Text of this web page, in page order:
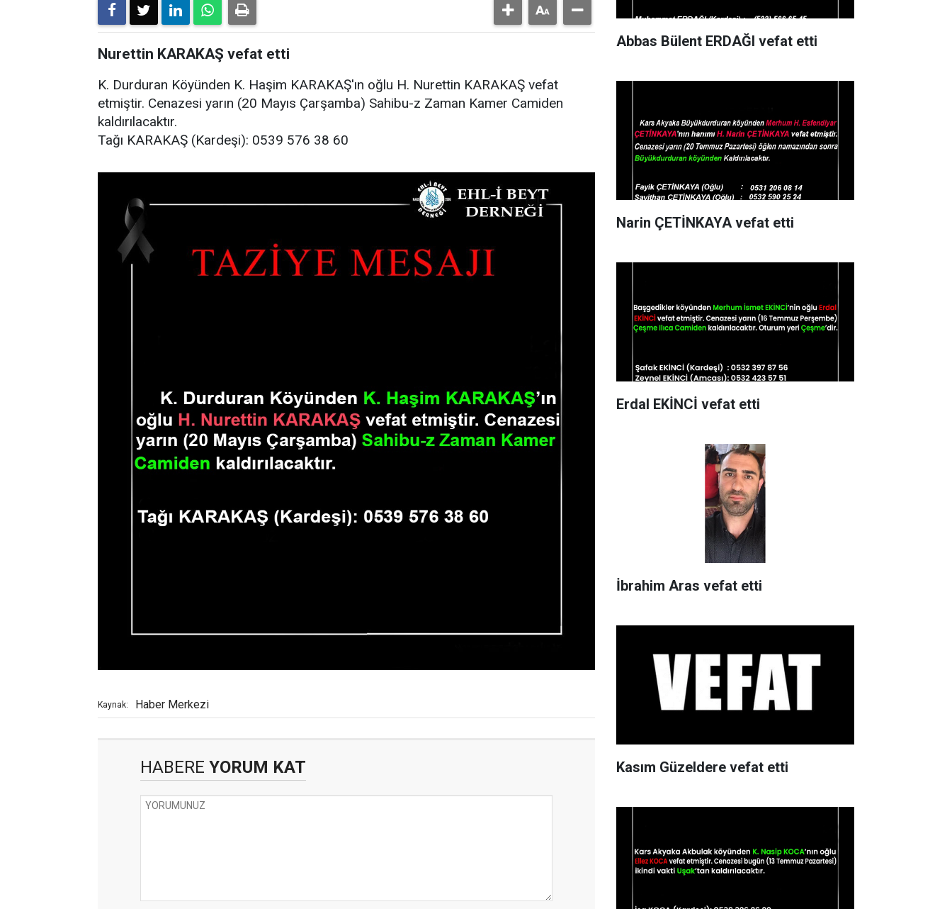
Nurettin KARAKAŞ vefat etti
K. Durduran Köyünden K. Haşim KARAKAŞ'ın oğlu H. Nurettin KARAKAŞ vefat
etmiştir. Cenazesi yarın (20 Mayıs Çarşamba) Sahibu-z Zaman Kamer Camiden
kaldırılacaktır.
Tağı KARAKAŞ (Kardeşi): 0539 576 38 60
Kaynak: Haber Merkezi
HABERE YORUM KAT
Abbas Bülent ERDAĞI vefat etti
Narin ÇETİNKAYA vefat etti
Erdal EKİNCİ vefat etti
İbrahim Aras vefat etti
Kasım Güzeldere vefat etti